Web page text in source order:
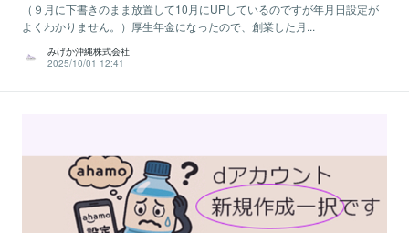
（９月に下書きのまま放置して10月にUPしているのですが年月日設定が
よくわかりません。）厚生年金になったので、創業した月...
みげか沖縄株式会社
2025/10/01 12:41